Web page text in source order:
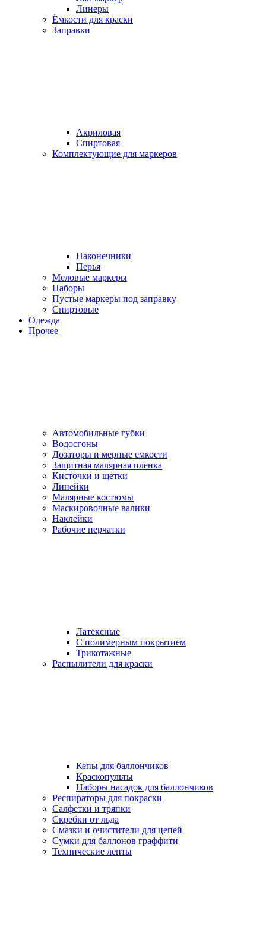
Линеры
Ёмкости для краски
Заправки
Акриловая
Спиртовая
Комплектующие для маркеров
Наконечники
Перья
Меловые маркеры
Наборы
Пустые маркеры под заправку
Спиртовые
Одежда
Прочее
Автомобильные губки
Водосгоны
Дозаторы и мерные емкости
Защитная малярная пленка
Кисточки и щетки
Линейки
Малярные костюмы
Маскировочные валики
Наклейки
Рабочие перчатки
Латексные
С полимерным покрытием
Трикотажные
Распылители для краски
Кепы для баллончиков
Краскопульты
Наборы насадок для баллончиков
Респираторы для покраски
Салфетки и тряпки
Скребки от льда
Смазки и очистители для цепей
Сумки для баллонов граффити
Технические ленты